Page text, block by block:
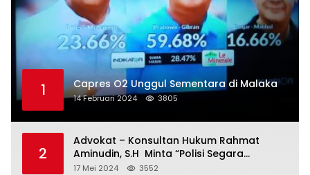
1 Capres O2 Unggul Sementara di Malaka
14 Februari 2024 3805
2
Advokat – Konsultan Hukum Rahmat
Aminudin, S.H Minta “Polisi Segara
Tuntaskan Kasus Vina”
17 Mei 2024 3552